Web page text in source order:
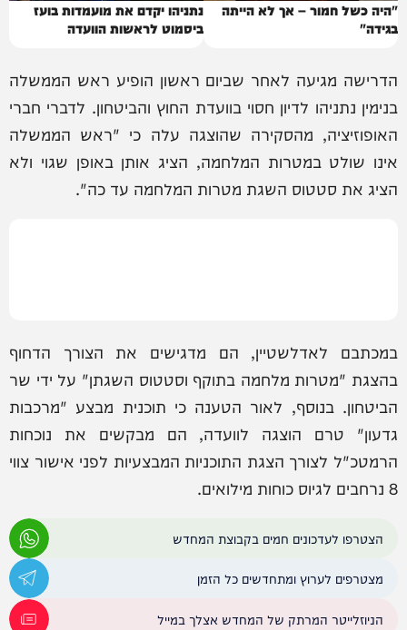
"היה כשל חמור – אך לא הייתה
בגידה"
נתניהו יקדם את מועמדות בועז
ביסמוט לראשות הוועדה
הדרישה מגיעה לאחר שביום ראשון הופיע ראש הממשלה
בנימין נתניהו לדיון חסוי בוועדת החוץ והביטחון. לדברי חברי
האופוזיציה, מהסקירה שהוצגה עלה כי "ראש הממשלה
אינו שולט במטרות המלחמה, הציג אותן באופן שגוי ולא
הציג את סטטוס השגת מטרות המלחמה עד כה".
במכתבם לאדלשטיין, הם מדגישים את הצורך הדחוף
בהצגת "מטרות מלחמה בתוקף וסטטוס השגתן" על ידי שר
הביטחון. בנוסף, לאור הטענה כי תוכנית מבצע "מרכבות
גדעון" טרם הוצגה לוועדה, הם מבקשים את נוכחות
הרמטכ"ל לצורך הצגת התוכניות המבצעיות לפני אישור צווי
8 נרחבים לגיוס כוחות מילואים.
הצטרפו לעדכונים חמים בקבוצת המחדש
מצטרפים לערוץ ומתחדשים כל הזמן
הניוזלייטר המרתק של המחדש אצלך במייל